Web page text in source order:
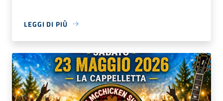
LEGGI DI PIÙ